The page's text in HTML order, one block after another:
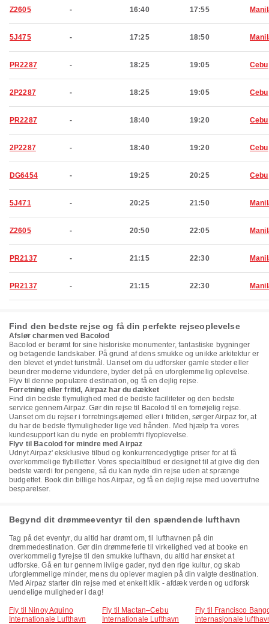
Z2605 - 16:40 17:55
5J475 - 17:25 18:50
PR2287 - 18:25 19:05 Cebu
2P2287 - 18:25 19:05 Cebu
PR2287 - 18:40 19:20 Cebu
2P2287 - 18:40 19:20 Cebu
DG6454 - 19:25 20:25 Cebu
5J471 - 20:25 21:50
Z2605 - 20:50 22:05
PR2137 - 21:15 22:30
PR2137 - 21:15 22:30
Find den bedste rejse og få din perfekte rejseoplevelse
Afslør charmen ved Bacolod
Bacolod er berømt for sine historiske monumenter, fantastiske bygninger
og betagende landskaber. På grund af dens smukke og unikke arkitektur er
den blevet et yndet turistmål. Uanset om du udforsker gamle steder eller
beundrer moderne vidundere, byder det på en uforglemmelig oplevelse.
Flyv til denne populære destination, og få en dejlig rejse.
Forretning eller fritid, Airpaz har du dækket
Find din bedste flymulighed med de bedste faciliteter og den bedste
service gennem Airpaz. Gør din rejse til Bacolod til en fornøjelig rejse.
Uanset om du rejser i forretningsøjemed eller i fritiden, sørger Airpaz for, at
du har de bedste flymuligheder lige ved hånden. Med hjælp fra vores
kundesupport kan du nyde en problemfri flyoplevelse.
Flyv til Bacolod for mindre med Airpaz
Udnyt Airpaz' eksklusive tilbud og konkurrencedygtige priser for at få
overkommelige flybilletter. Vores specialtilbud er designet til at give dig den
bedste værdi for pengene, så du kan nyde din rejse uden at sprænge
budgettet. Book din billige hos Airpaz, og få en dejlig rejse med uovertrufne
besparelser.
Begynd dit drømmeeventyr til den spændende lufthavn
Tag på det eventyr, du altid har drømt om, til lufthavnen på din
drømmedestination. Gør din drømmeferie til virkelighed ved at booke en
overkommelig flyrejse til den smukke lufthavn, du altid har ønsket at
udforske. Gå en tur gennem livlige gader, nyd den rige kultur, og skab
uforglemmelige minder, mens du oplever magien på din valgte destination.
Med Airpaz starter din rejse med et enkelt klik - afdæk verden og udforsk
uendelige muligheder i dag!
Fly til Ninoy Aquino
Internationale Lufthavn
Fly til Mactan–Cebu
Internationale Lufthavn
Fly til Francisco
internasjonale